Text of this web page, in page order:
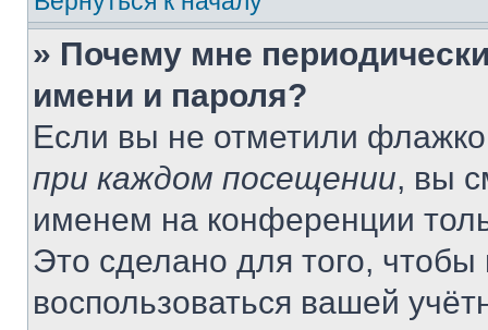
» Почему мне
имени и пароля?
Если вы не отметили
при каждом посещении, вы
именем на конференции
Это сделано для того, чтобы
воспользоваться вашей